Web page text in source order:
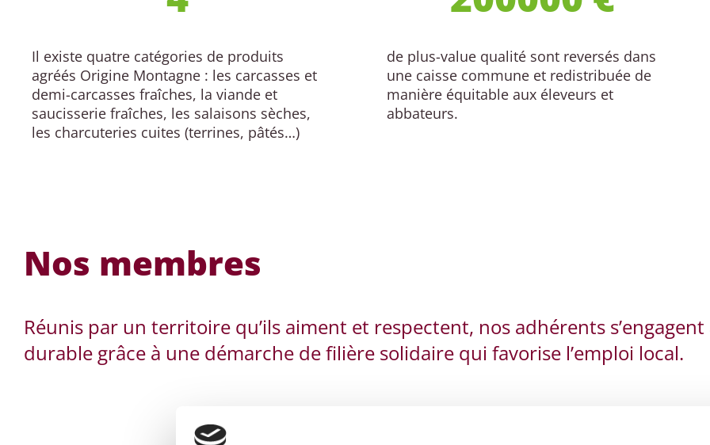
Il existe quatre catégories de produits
agréés Origine Montagne : les carcasses et
demi-carcasses fraîches, la viande et
saucisserie fraîches, les salaisons sèches,
les charcuteries cuites (terrines, pâtés…)
de plus-value qualité sont reversés dans
une caisse commune et redistribuée de
manière équitable aux éleveurs et
abbateurs.
Nos membres
Réunis par un territoire qu’ils aiment et respectent, nos adhérents
durable grâce à une démarche de filière solidaire qui favorise l’emploi local.